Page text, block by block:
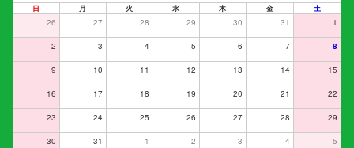
日 月 火 水 木 金 土
26 27 28 29 30 31 1
2 3 4 5 6 7 8
9 10 11 12 13 14 15
16 17 18 19 20 21 22
23 24 25 26 27 28 29
30 31 1 2 3 4 5